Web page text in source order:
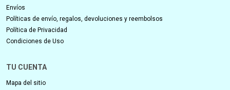
Envíos
Políticas de envío, regalos, devoluciones y reembolsos
Política de Privacidad
Condiciones de Uso
TU CUENTA
Mapa del sitio